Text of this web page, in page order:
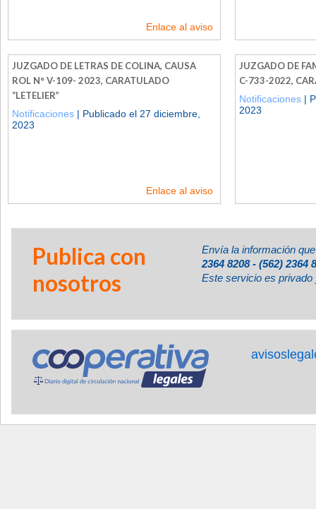
Enlace al aviso
JUZGADO DE LETRAS DE COLINA, CAUSA
ROL N° V-109- 2023, CARATULADO
“LETELIER”
Notificaciones | Publicado el 27 diciembre,
2023
Enlace al aviso
JUZGADO DE
C-733-2022,
Notificaciones |
2023
Publica con
nosotros
Envía la información
2364 8208 - (562) 2364
Este servicio es privado